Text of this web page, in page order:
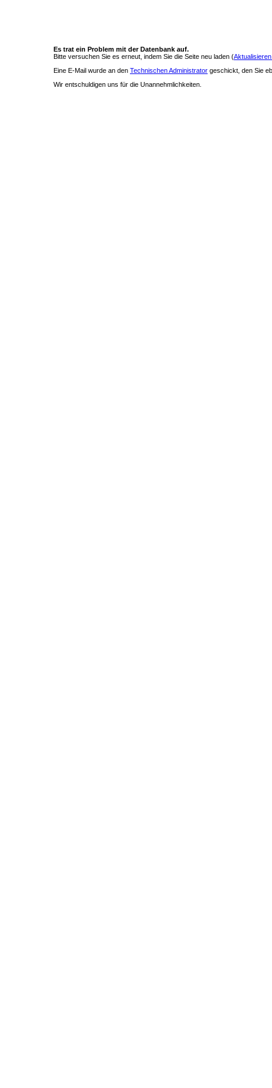
Es trat ein Problem mit der Datenbank auf.
Bitte versuchen Sie es erneut, indem Sie die Seite neu laden (
Eine E-Mail wurde an den Technischen Administrator geschickt, den Sie
Wir entschuldigen uns für die Unannehmlichkeiten.